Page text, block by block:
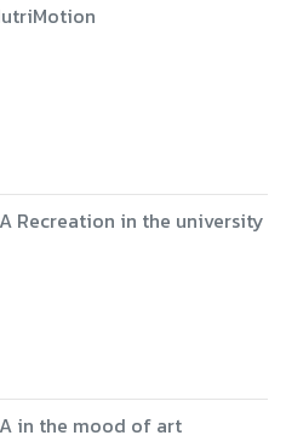
Recreation in the university
in the mood of art